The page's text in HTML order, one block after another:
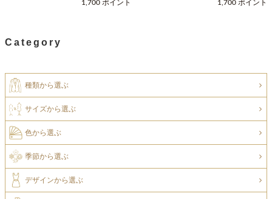
1,700 ポイント 1,700 ポイント
Category
種類から選ぶ
サイズから選ぶ
色から選ぶ
季節から選ぶ
デザインから選ぶ